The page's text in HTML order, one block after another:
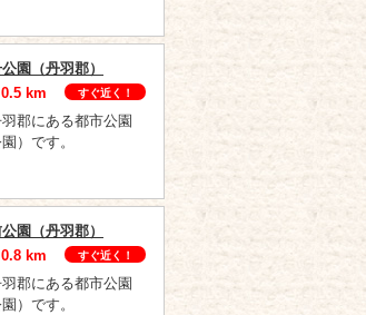
園（丹羽郡）
km
すぐ近く！
郡にある都市公園
）です。
園（丹羽郡）
km
すぐ近く！
郡にある都市公園
）です。